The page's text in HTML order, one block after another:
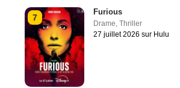
7
Furious
Drame, Thriller
27 juillet 2026 sur Hulu